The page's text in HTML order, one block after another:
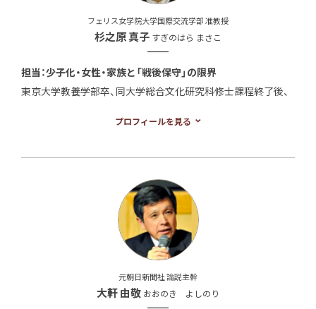
フェリス女学院大学国際交流学部 准教授
杉之原 真子 すぎのはら まさこ
担当：少子化・女性・家族と「戦後保守」の限界
東京大学教養学部卒、同大学総合文化研究科修士課程終了後、
係論、比較政治経済。学術論文に、”Flocking Together? The
Beretta, F. Rugge, and A.l Berkofsky(Springer, 2014, 共著)、
「専門家の国際的ネットワークと日米金融交渉」内山融・伊藤
武・岡山裕編著『専門性の政治学−デモクラシーの相克と和解』
ミネルヴァ書房, 247-273頁, 2012年、“The Politics of
Economic Nationalism in Japan: Backlash against Inward
Foreign Direct Investment?,” Asian Survey, Vol.48,
No.5(2008), pp.839-859等。
プロフィールを見る
元朝日新聞社 論説主幹
大軒 由敬 おおのき よしのり